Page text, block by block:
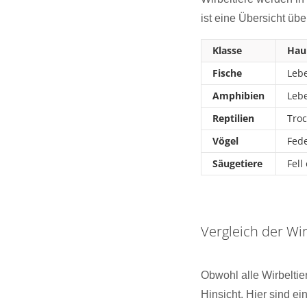
ist eine Übersicht
Klasse
Fische
Amphibien
Reptilien
Vögel
Säugetiere
Fell
Vergleich der
Obwohl alle
Hinsicht. Hier sind